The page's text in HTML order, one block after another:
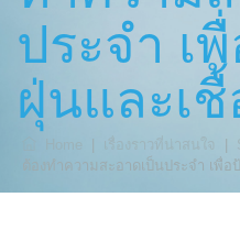
ประจำ เ
ฝุ่นและเ
เรื่องราวที่น่าสนใจ
ต้องทำความสะอาดเป็นประจำ เพื่อ